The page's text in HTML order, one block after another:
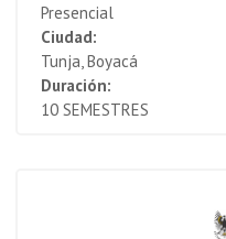
Presencial
Ciudad:
Tunja, Boyacá
Duración:
10 SEMESTRES